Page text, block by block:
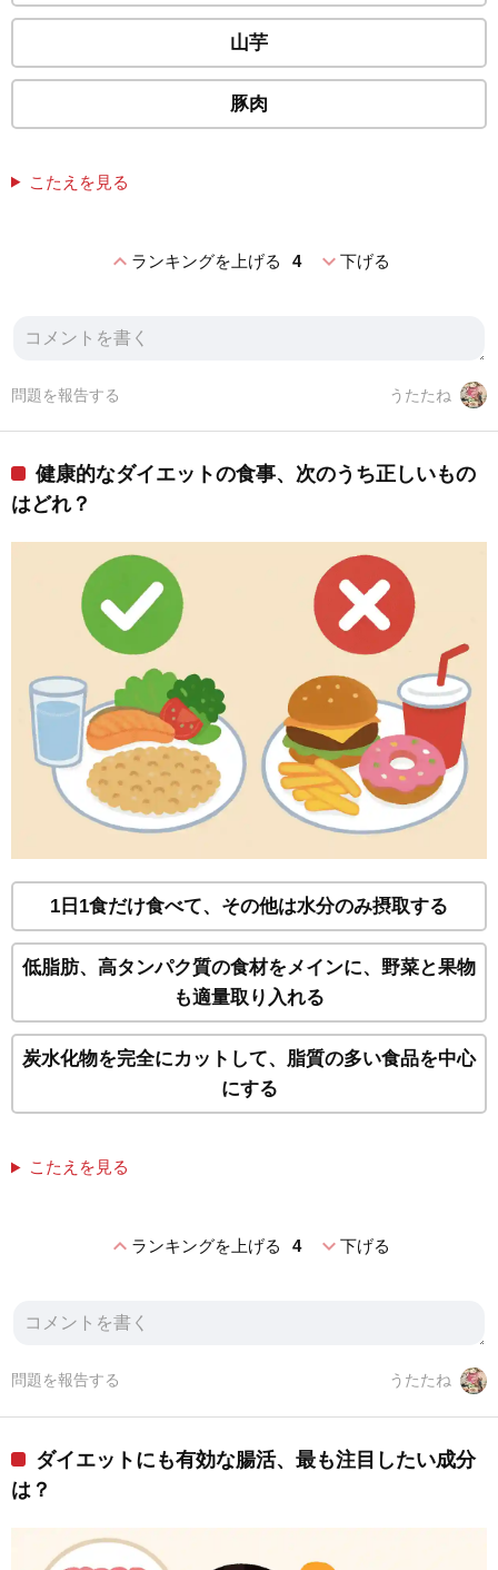
山芋
豚肉
こたえを見る
expand_lessランキングを上げる 4 expand_more下げる
うたたね
問題を報告する
健康的なダイエットの食事、次のうち正しいもの
はどれ？
1日1食だけ食べて、その他は水分のみ摂取する
低脂肪、高タンパク質の食材をメインに、野菜と果物
も適量取り入れる
炭水化物を完全にカットして、脂質の多い食品を中心
にする
こたえを見る
expand_lessランキングを上げる 4 expand_more下げる
うたたね
問題を報告する
ダイエットにも有効な腸活、最も注目したい成分
は？